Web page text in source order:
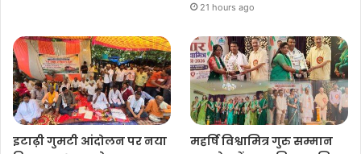
21 hours ago
इटाढ़ी गुमटी आंदोलन पर नया
महर्षि विश्वामित्र गुरु सम्मान